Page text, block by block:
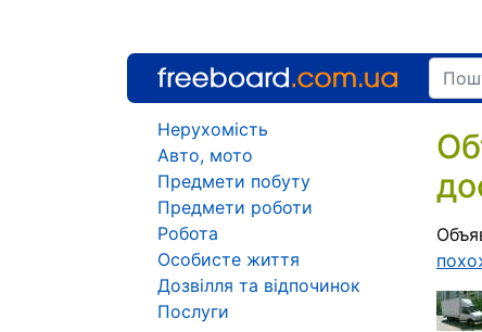
Нерухомість
Авто, мото
Предмети побуту
Предмети роботи
Робота
Особисте життя
Дозвілля та відпочинок
Послуги